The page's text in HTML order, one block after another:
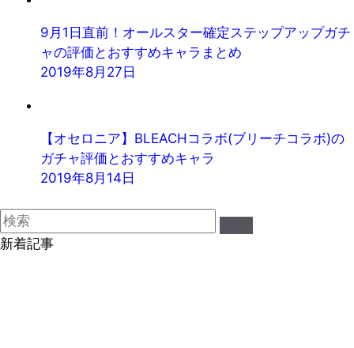
9月1日直前！オールスター確定ステップアップガチ
ャの評価とおすすめキャラまとめ
2019年8月27日
【オセロニア】BLEACHコラボ(ブリーチコラボ)の
ガチャ評価とおすすめキャラ
2019年8月14日
新着記事